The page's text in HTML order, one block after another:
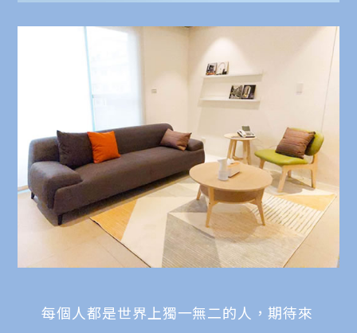
每個人都是世界上獨一無二的人，期待來